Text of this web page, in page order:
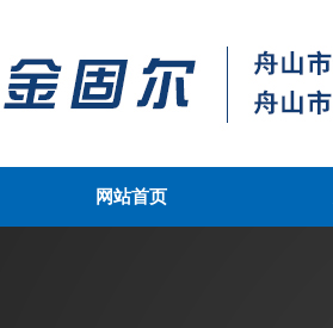
网站首页